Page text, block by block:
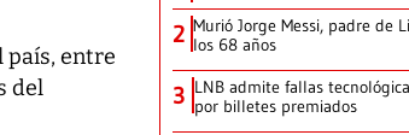
país, entre
del
2 Murió Jorge Messi, padre de
los 68 años
3 LNB admite fallas
por billetes premiados